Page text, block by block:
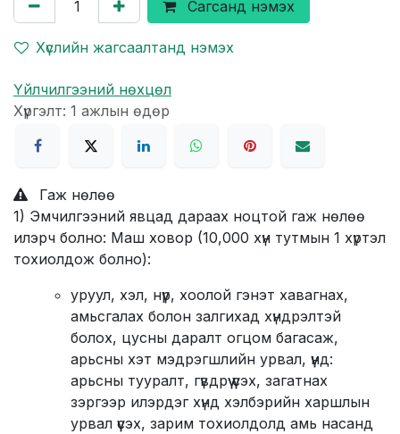
Сагсанд нэмэх
Хүслийн жагсаалтанд нэмэх
Үйлчилгээний нөхцөл
Хүргэлт: 1 ажлын өдөр
Гаж нөлөө
1) Эмчилгээний явцад дараах ноцтой гаж нөлөө
илэрч болно: Маш ховор (10,000 хүн тутмын 1 хүртэл
тохиолдож болно):
уруул, хэл, нүүр, хоолой гэнэт хавагнах,
амьсгалах болон залгихад хүндрэлтэй
болох, цусны даралт огцом багасаж,
арьсны хэт мэдрэгшлийн урвал, үүнд:
арьсны тууралт, гүвдрүү үүсэх, загатнах
зэргээр илэрдэг хүнд хэлбэрийн харшлын
урвал үүсэх, зарим тохиолдолд амь насанд